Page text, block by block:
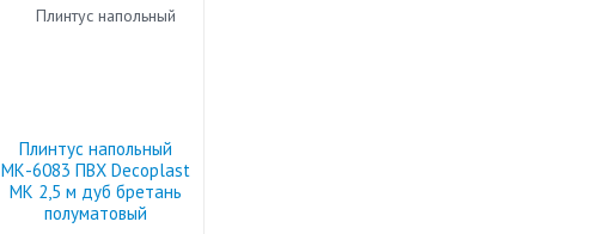
Плинтус напольный
МК-6083 ПВХ Decoplast
МК 2,5 м дуб бретань
полуматовый